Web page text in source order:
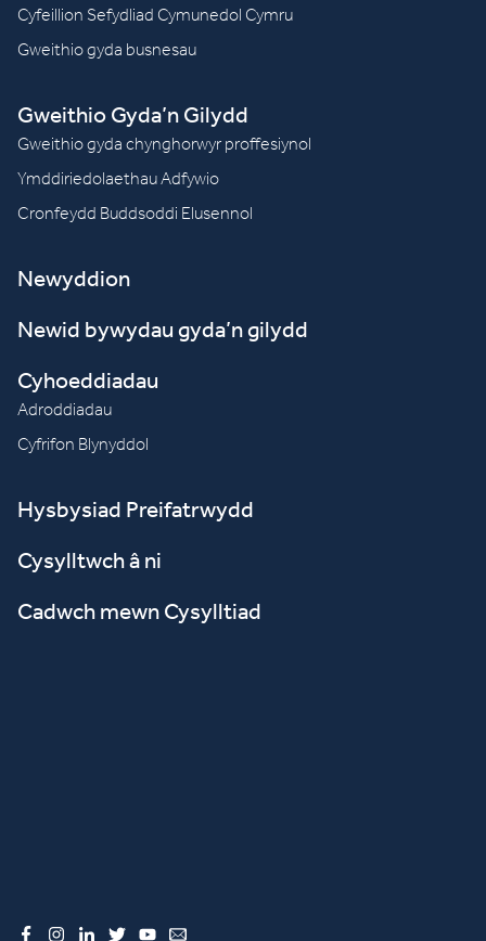
Cyfeillion Sefydliad Cymunedol Cymru
Gweithio gyda busnesau
Gweithio Gyda’n Gilydd
Gweithio gyda chynghorwyr proffesiynol
Ymddiriedolaethau Adfywio
Cronfeydd Buddsoddi Elusennol
Newyddion
Newid bywydau gyda’n gilydd
Cyhoeddiadau
Adroddiadau
Cyfrifon Blynyddol
Hysbysiad Preifatrwydd
Cysylltwch â ni
Cadwch mewn Cysylltiad